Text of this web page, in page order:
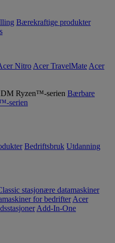
Bærekraftige produkter
Nitro Acer TravelMate Acer
Bærbare
serien
Bedriftsbruk Utdanning
stasjonære datamaskiner
for bedrifter Acer
Add-In-One